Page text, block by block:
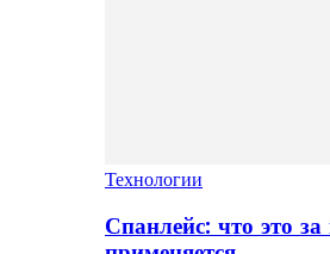
Технологии
Спанлейс: что это